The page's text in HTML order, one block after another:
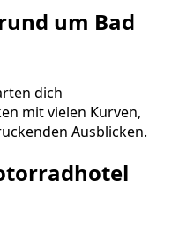
um Bad
dich
mit vielen Kurven,
Ausblicken.